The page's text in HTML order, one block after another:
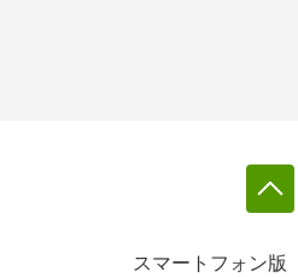
スマートフォン版